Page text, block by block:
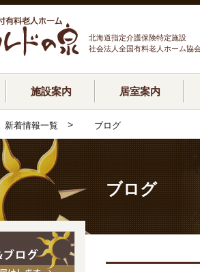
北海道指定介護保険特定施設
社会法人全国有料老人ホーム協
施設案内 居室案内
新着情報一覧 > ブログ
ブログ